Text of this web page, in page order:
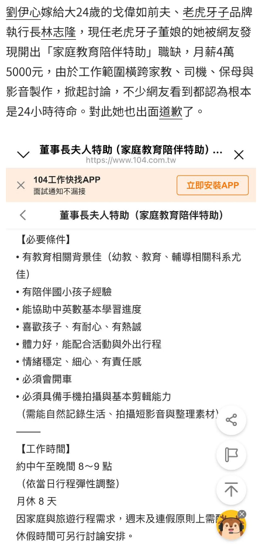
劉伊心嫁給大24歲的戈偉如前夫、 老虎牙子品牌
執行長林志隆 ，現任老虎牙子董娘的她被網友發
現開出「家庭教育陪伴特助」職缺，月薪4萬
5000元，由於工作範圍橫跨家教、司機、保母與
影音製作，掀起討論，不少網友看到都認為根本
是24小時待命。對此她也出面道歉了。